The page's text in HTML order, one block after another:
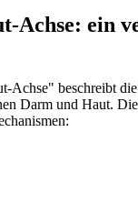
Achse: ein
Achse" beschreibt
Darm und Haut.